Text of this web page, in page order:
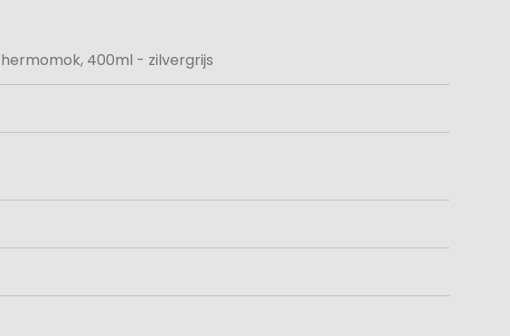
400ml - zilvergrijs